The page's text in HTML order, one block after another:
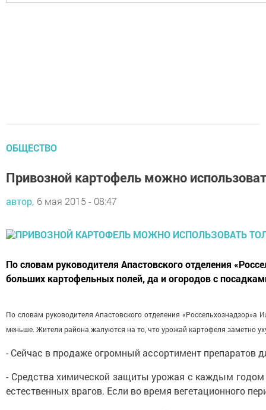
ОБЩЕСТВО
Привозной картофель можно
автор, 6 мая 2015 - 08:47
По словам руководителя Апастовского отделения
больших картофельных полей, да и огородов с
По словам руководителя Апастовского отделения
меньше. Жители района жалуются на то, что урожай картофеля заметно
- Сейчас в продаже огромный ассортимент препаратов
- Средства химической защиты урожая с каждым годом
естественных врагов. Если во время вегетационного